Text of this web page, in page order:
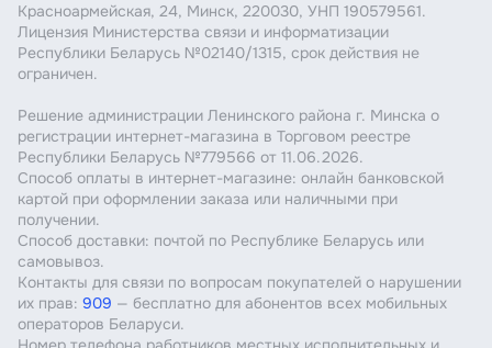
Красноармейская, 24, Минск, 220030, УНП 190579561.
Лицензия Министерства связи и информатизации
Республики Беларусь №02140/1315, срок действия не
ограничен.
Решение администрации Ленинского района г. Минска о
регистрации интернет-магазина в Торговом реестре
Республики Беларусь №779566 от 11.06.2026.
Способ оплаты в интернет-магазине: онлайн банковской
картой при оформлении заказа или наличными при
получении.
Способ доставки: почтой по Республике Беларусь или
самовывоз.
Контакты для связи по вопросам покупателей о нарушении
их прав: 909 — бесплатно для абонентов всех мобильных
операторов Беларуси.